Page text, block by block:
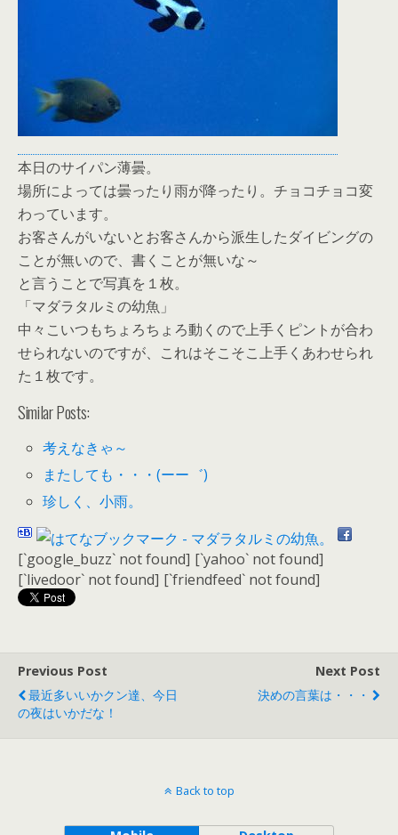
本日のサイパン薄曇。
場所によっては曇ったり雨が降ったり。チョコチョコ変
わっています。
お客さんがいないとお客さんから派生したダイビングの
ことが無いので、書くことが無いな～
と言うことで写真を１枚。
「マダラタルミの幼魚」
中々こいつもちょろちょろ動くので上手くピントが合わ
せられないのですが、これはそこそこ上手くあわせられ
た１枚です。
Similar Posts:
考えなきゃ～
またしても・・・(ーー゛)
珍しく、小雨。
[`google_buzz` not found] [`yahoo` not found]
[`livedoor` not found] [`friendfeed` not found]
Previous Post
最近多いいかクン達、今日
の夜はいかだな！
Next Post
決めの言葉は・・・
Back to top